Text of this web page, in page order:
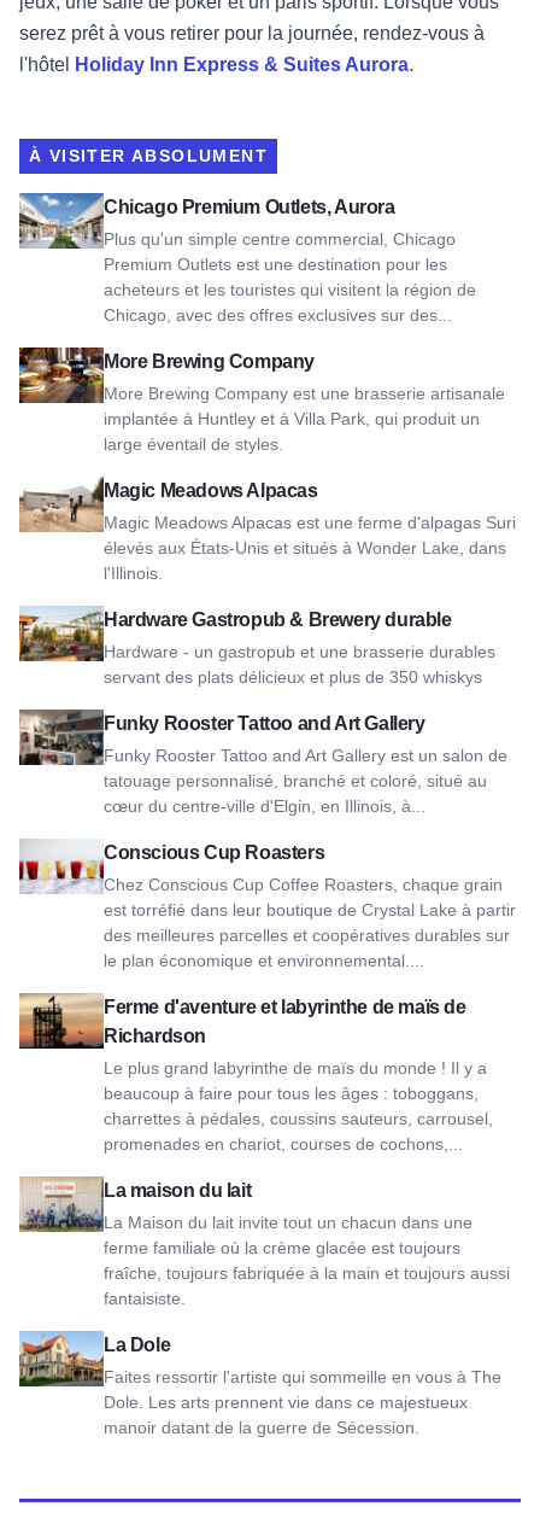
serez prêt à vous retirer pour la journée, rendez-vous à
l'hôtel
Holiday Inn Express & Suites Aurora.
À VISITER ABSOLUMENT
Chicago Premium Outlets, Aurora
Plus qu'un simple centre commercial, Chicago
Premium Outlets est une destination pour les
acheteurs et les touristes qui visitent la région de
Chicago, avec des offres exclusives sur des...
Voir Chicago Premium Outlets, Aurora
More Brewing Company
More Brewing Company est une brasserie artisanale
implantée à Huntley et à Villa Park, qui produit un
large éventail de styles.
View More Brewing Company
Magic Meadows Alpacas
Magic Meadows Alpacas est une ferme d'alpagas Suri
élevés aux États-Unis et situés à Wonder Lake, dans
l'Illinois.
Voir Magic Meadows Alpacas
Hardware Gastropub & Brewery durable
Hardware - un gastropub et une brasserie durables
servant des plats délicieux et plus de 350 whiskys
Voir Hardware Sustainable Gastropub & Brewery
Funky Rooster Tattoo and Art Gallery
Funky Rooster Tattoo and Art Gallery est un salon de
tatouage personnalisé, branché et coloré, situé au
cœur du centre-ville d'Elgin, en Illinois, à...
Voir Funky Rooster Tattoo and Art Gallery
Conscious Cup Roasters
Chez Conscious Cup Coffee Roasters, chaque grain
est torréfié dans leur boutique de Crystal Lake à partir
des meilleures parcelles et coopératives durables sur
le plan économique et environnemental....
Voir Conscious Cup Roasters
Ferme d'aventure et labyrinthe de maïs de
Richardson
Le plus grand labyrinthe de maïs du monde ! Il y a
beaucoup à faire pour tous les âges : toboggans,
charrettes à pédales, coussins sauteurs, carrousel,
promenades en chariot, courses de cochons,...
Voir Richardson Adventure Farm & Corn Maze
La maison du lait
La Maison du lait invite tout un chacun dans une
ferme familiale où la crème glacée est toujours
fraîche, toujours fabriquée à la main et toujours aussi
fantaisiste.
Voir The Milk House
La Dole
Faites ressortir l'artiste qui sommeille en vous à The
Dole. Les arts prennent vie dans ce majestueux
manoir datant de la guerre de Sécession.
Voir la Dole